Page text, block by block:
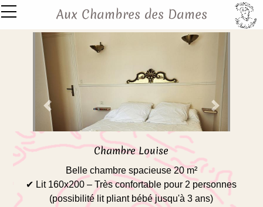
Aux Chambres des Dames
Accueil
Nos Services
Nos Chambres
Cartes Week-end
Activités à Proximité
Agenda
Galerie
Previous Next
Chambre Louise
Belle chambre spacieuse 20 m²
✔ Lit 160x200 – Très confortable pour 2 personnes
(possibilité lit pliant bébé jusqu'à 3 ans)
Panneau de gestion des cookies